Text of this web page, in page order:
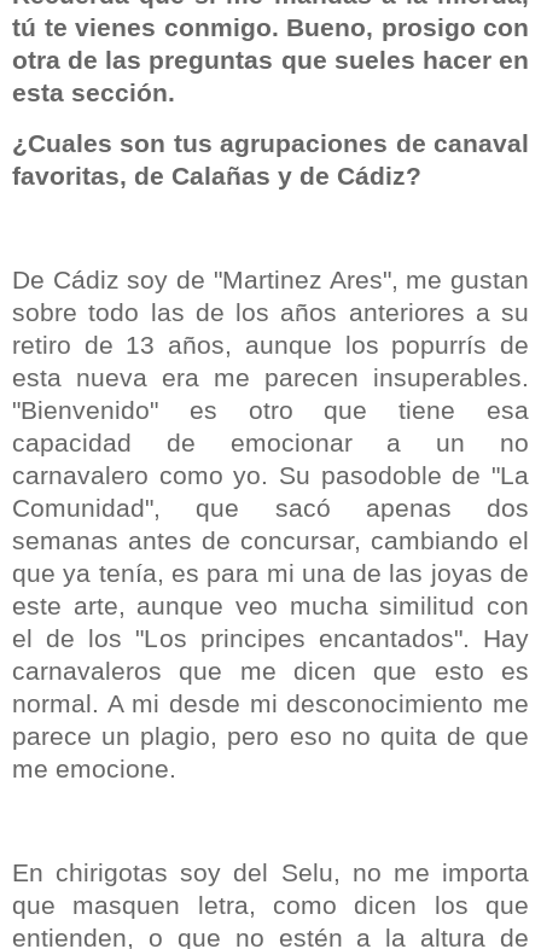
tú te vienes conmigo. Bueno, prosigo con
otra de las preguntas que sueles hacer en
esta sección.
¿Cuales son tus agrupaciones de canaval
favoritas, de Calañas y de Cádiz?
De Cádiz soy de "Martinez Ares", me gustan
sobre todo las de los años anteriores a su
retiro de 13 años, aunque los popurrís de
esta nueva era me parecen insuperables.
"Bienvenido" es otro que tiene esa
capacidad de emocionar a un no
carnavalero como yo. Su pasodoble de "La
Comunidad", que sacó apenas dos
semanas antes de concursar, cambiando el
que ya tenía, es para mi una de las joyas de
este arte, aunque veo mucha similitud con
el de los "Los principes encantados". Hay
carnavaleros que me dicen que esto es
normal. A mi desde mi desconocimiento me
parece un plagio, pero eso no quita de que
me emocione.
En chirigotas soy del Selu, no me importa
que masquen letra, como dicen los que
entienden, o que no estén a la altura de